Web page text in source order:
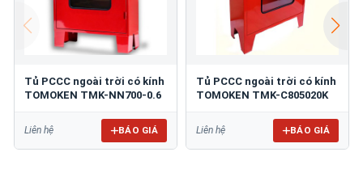
Tủ PCCC ngoài trời có kính
TOMOKEN TMK-NN700-0.6
Liên hệ BÁO GIÁ
Tủ PCCC ngoài trời có kính
TOMOKEN TMK-C805020K
Liên hệ BÁO GIÁ